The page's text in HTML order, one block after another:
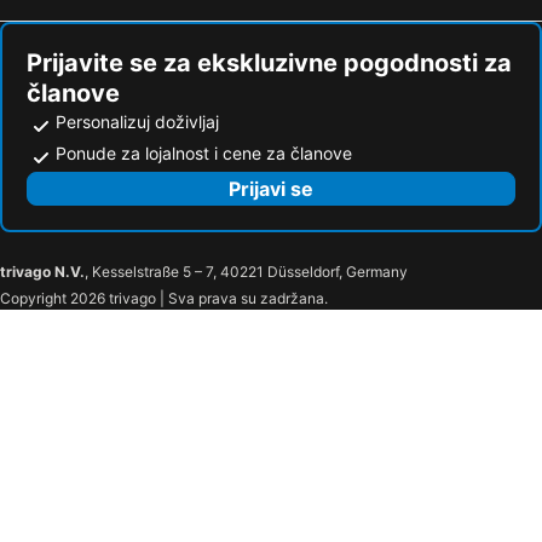
Prijavite se za ekskluzivne pogodnosti za
članove
Personalizuj doživljaj
Ponude za lojalnost i cene za članove
Prijavi se
trivago N.V., Kesselstraße 5 – 7, 40221 Düsseldorf, Germany
Copyright 2026 trivago | Sva prava su zadržana.